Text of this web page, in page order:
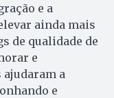
e a
ainda mais
de qualidade de
e
a
e